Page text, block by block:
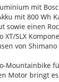
mit
mit 800 Wh
einen
SLX
von
Mountainbike
Motor bringt